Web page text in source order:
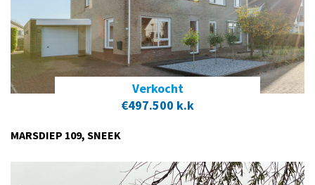
Verkocht
€497.500 k.k
MARSDIEP 109, SNEEK